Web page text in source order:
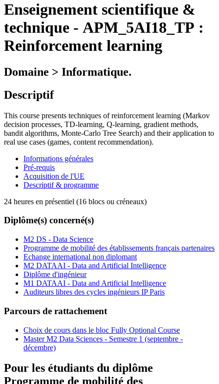
Enseignement scientifique &
technique - APM_5AI18_TP :
Reinforcement learning
Domaine > Informatique.
Descriptif
This course presents techniques of reinforcement learning (Markov
decision processes, TD-learning, Q-learning, gradient methods,
bandit algorithms, Monte-Carlo Tree Search) and their application to
real use cases (games, content recommendation).
Informations générales
Pré-requis
Acquisition de l'UE
Descriptif & programme
24 heures en présentiel (16 blocs ou créneaux)
Diplôme(s) concerné(s)
M2 DS - Data Science
Programme de mobilité des établissements français partenaires
Echange international non diplomant
M2 DATAAI - Data and Artificial Intelligence
Diplôme d'ingénieur
M1 DATAAI - Data and Artificial Intelligence
Auditeurs libres des cycles ingénieurs IP Paris
Parcours de rattachement
Choix de cours dans le bloc Fully Optional Course
Master M2 Data Sciences - Semestre 1 (septembre -
décembre)
Pour les étudiants du diplôme
Programme de mobilité des